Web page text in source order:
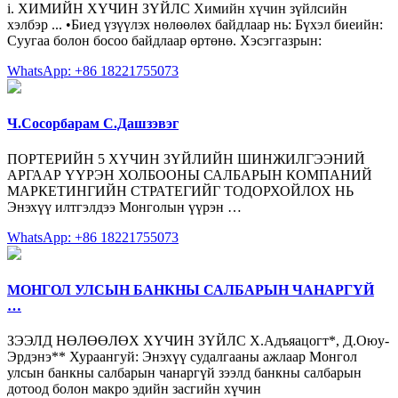
i. ХИМИЙН ХҮЧИН ЗҮЙЛС Химийн хүчин зүйлсийн
хэлбэр ... •Биед үзүүлэх нөлөөлөх байдлаар нь: Бүхэл биеийн:
Суугаа болон босоо байдлаар өртөнө. Хэсэггазрын:
WhatsApp: +86 18221755073
Ч.Сосорбарам С.Дашзэвэг
ПОРТЕРИЙН 5 ХҮЧИН ЗҮЙЛИЙН ШИНЖИЛГЭЭНИЙ
АРГААР ҮҮРЭН ХОЛБООНЫ САЛБАРЫН КОМПАНИЙ
МАРКЕТИНГИЙН СТРАТЕГИЙГ ТОДОРХОЙЛОХ НЬ
Энэхүү илтгэлдээ Монголын үүрэн …
WhatsApp: +86 18221755073
МОНГОЛ УЛСЫН БАНКНЫ САЛБАРЫН ЧАНАРГҮЙ
…
ЗЭЭЛД НӨЛӨӨЛӨХ ХҮЧИН ЗҮЙЛС Х.Адъяацогт*, Д.Оюу-
Эрдэнэ** Хураангуй: Энэхүү судалгааны ажлаар Монгол
улсын банкны салбарын чанаргүй зээлд банкны салбарын
дотоод болон макро эдийн засгийн хүчин